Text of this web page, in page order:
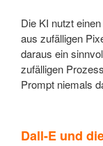
Die KI nutzt
aus zufälligen
daraus ein
zufälligen
Prompt niemals
Dall-E und